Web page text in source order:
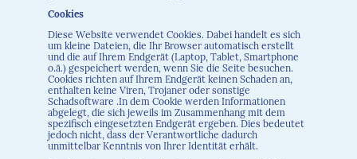
Cookies
Diese Website verwendet Cookies. Dabei handelt es sich
um kleine Dateien, die Ihr Browser automatisch erstellt
und die auf Ihrem Endgerät (Laptop, Tablet, Smartphone
o.ä.) gespeichert werden, wenn Sie die Seite besuchen.
Cookies richten auf Ihrem Endgerät keinen Schaden an,
enthalten keine Viren, Trojaner oder sonstige
Schadsoftware .In dem Cookie werden Informationen
abgelegt, die sich jeweils im Zusammenhang mit dem
spezifisch eingesetzten Endgerät ergeben. Dies bedeutet
jedoch nicht, dass der Verantwortliche dadurch
unmittelbar Kenntnis von Ihrer Identität erhält.